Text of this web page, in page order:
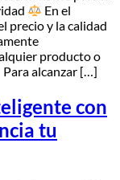
En el
precio y la calidad
producto o
alcanzar […]
con
tu